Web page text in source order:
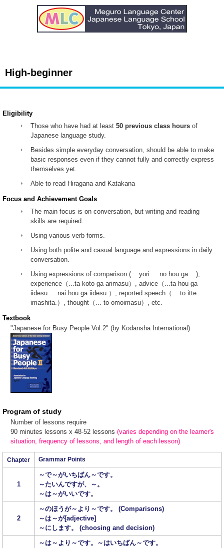
High-beginner
Eligibility
Those who have had at least 50 previous class hours of
Japanese language study.
Besides simple everyday conversation, should be able to make
basic responses even if they cannot fully and correctly express
themselves yet.
Able to read Hiragana and Katakana
Focus and Achievement Goals
The main focus is on conversation, but writing and reading
skills are required.
Using various verb forms.
Using both polite and casual language and expressions in daily
conversation.
Using expressions of comparison (... yori ... no hou ga ...),
experience（...ta koto ga arimasu）, advice（...ta hou ga
iidesu. ...nai hou ga iidesu.）, reported speech（... to itte
imashita.）, thought（... to omoimasu）, etc.
Textbook
"Japanese for Busy People Vol.2" (by Kodansha International)
Program of study
Number of lessons require
90 minutes lessons x 48-52 lessons (varies depending on the learner's
situation, frequency of lessons, and length of each lesson)
Chapter Grammar Points
1
～で～がいちばん～です。
～たいんですが、～。
～は～がいいです。
2
～のほうが～より～です。 (Comparisons)
～は～が[adjective]
～にします。 (choosing and decision)
～は～より～です。～はいちばん～です。